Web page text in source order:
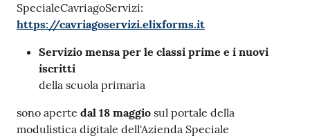
Tutti
gli
argomenti...
Seguici
su
SpecialeCavriagoServizi:
https://cavriagoservizi.elixforms.it
Servizio mensaper le classi prime e i nuovi
iscritti
della scuola primaria
sono aperte dal 18 maggio sul portale della
modulistica digitale dell'Azienda Speciale